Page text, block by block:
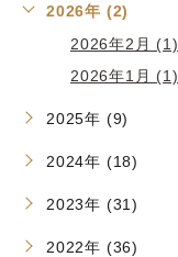
2026年 (2)
2026年2月 (1)
2026年1月 (1)
2025年 (9)
2024年 (18)
2023年 (31)
2022年 (36)